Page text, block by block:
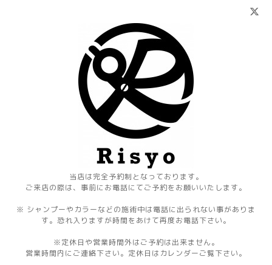
当店は完全予約制となっております。
ご来店の際は、事前にお電話にてご予約をお願いいたします。
※ シャンプーやカラーなどの施術中は電話に出られない事がありま
す。恐れ入りますが時間をあけて再度お電話下さい。
※定休日や営業時間外はご予約は出来ません。
営業時間内にご連絡下さい。定休日はカレンダーご覧下さい。